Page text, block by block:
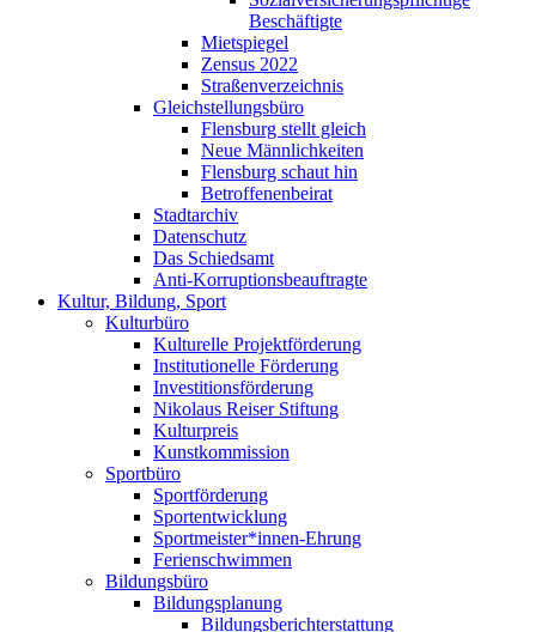
Beschäftigte
Mietspiegel
Zensus 2022
Straßenverzeichnis
Gleichstellungsbüro
Flensburg stellt gleich
Neue Männlichkeiten
Flensburg schaut hin
Betroffenenbeirat
Stadtarchiv
Datenschutz
Das Schiedsamt
Anti-Korruptionsbeauftragte
Kultur, Bildung, Sport
Kulturbüro
Kulturelle Projektförderung
Institutionelle Förderung
Investitionsförderung
Nikolaus Reiser Stiftung
Kulturpreis
Kunstkommission
Sportbüro
Sportförderung
Sportentwicklung
Sportmeister*innen-Ehrung
Ferienschwimmen
Bildungsbüro
Bildungsplanung
Bildungsberichterstattung